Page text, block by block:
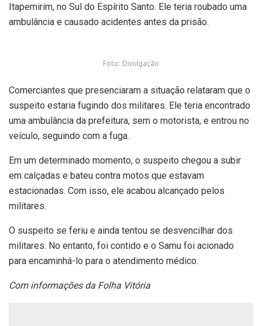
Itapemirim, no Sul do Espírito Santo. Ele teria roubado uma
ambulância e causado acidentes antes da prisão.
Foto: Divulgação
Comerciantes que presenciaram a situação relataram que o
suspeito estaria fugindo dos militares. Ele teria encontrado
uma ambulância da prefeitura, sem o motorista, e entrou no
veículo, seguindo com a fuga.
Em um determinado momento, o suspeito chegou a subir
em calçadas e bateu contra motos que estavam
estacionadas. Com isso, ele acabou alcançado pelos
militares.
O suspeito se feriu e ainda tentou se desvencilhar dos
militares. No entanto, foi contido e o Samu foi acionado
para encaminhá-lo para o atendimento médico.
Com informações da Folha Vitória